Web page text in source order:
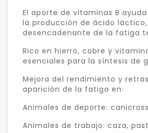
El aporte de vitaminas B
la producción de ácido
desencadenante de la fatiga
Rico en hierro, cobre y
esenciales para la síntesis de
Mejora del rendimiento y
aparición de la fatiga en:
Animales de deporte:
Animales de trabajo: caza,